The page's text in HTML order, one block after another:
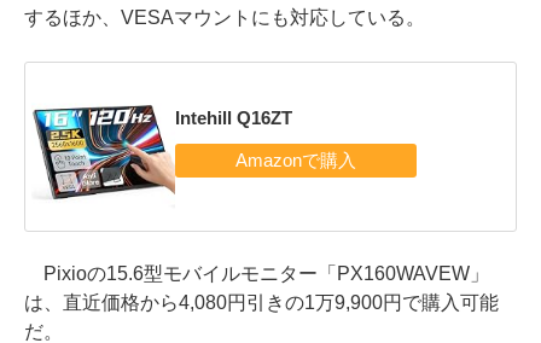
するほか、VESAマウントにも対応している。
Intehill Q16ZT
Pixioの15.6型モバイルモニター「PX160WAVEW」
は、直近価格から4,080円引きの1万9,900円で購入可能
だ。